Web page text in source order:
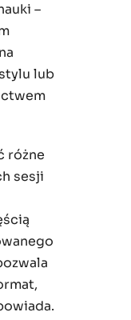
–
lub
różne
sesji